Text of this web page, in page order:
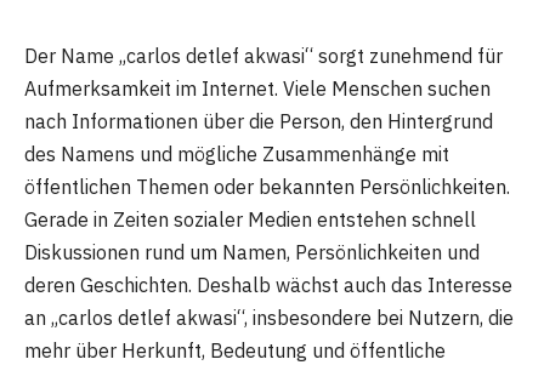
Der Name „carlos detlef akwasi“ sorgt zunehmend für
Aufmerksamkeit im Internet. Viele Menschen suchen
nach Informationen über die Person, den Hintergrund
des Namens und mögliche Zusammenhänge mit
öffentlichen Themen oder bekannten Persönlichkeiten.
Gerade in Zeiten sozialer Medien entstehen schnell
Diskussionen rund um Namen, Persönlichkeiten und
deren Geschichten. Deshalb wächst auch das Interesse
an „carlos detlef akwasi“, insbesondere bei Nutzern, die
mehr über Herkunft, Bedeutung und öffentliche